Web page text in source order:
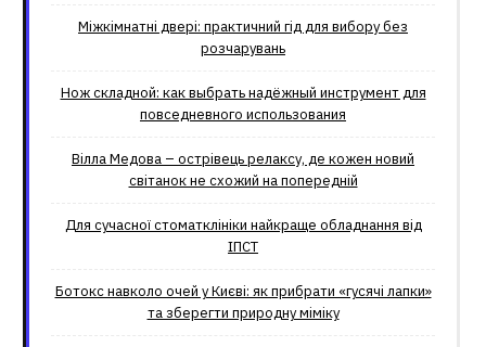
Міжкімнатні двері: практичний гід для вибору без
розчарувань
Нож складной: как выбрать надёжный инструмент для
повседневного использования
Вілла Медова – острівець релаксу, де кожен новий
світанок не схожий на попередній
Для сучасної стоматклініки найкраще обладнання від
ІПСТ
Ботокс навколо очей у Києві: як прибрати «гусячі лапки»
та зберегти природну міміку